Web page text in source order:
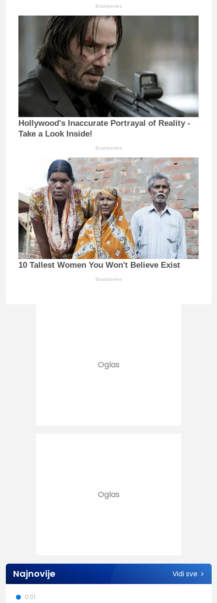
Brainberries
Hollywood's Inaccurate Portrayal of Reality -
Take a Look Inside!
Brainberries
10 Tallest Women You Won't Believe Exist
Brainberries
Najnovije Vidi sve
0:01